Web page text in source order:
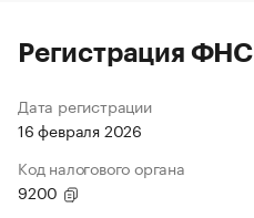
Регистрация ФНС
Дата регистрации
16 февраля 2026
Код налогового органа
9200